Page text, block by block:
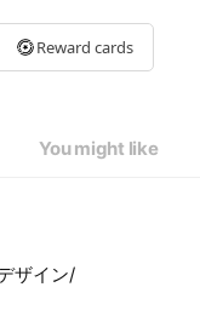
Reward cards
You might like
ザイン/